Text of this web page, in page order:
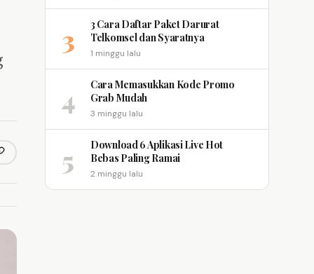
link
3
3 Cara Daftar Paket Darurat
Telkomsel dan Syaratnya
1 minggu lalu
4
Cara Memasukkan Kode Promo
Grab Mudah
3 minggu lalu
5
Download 6 Aplikasi Live Hot
Bebas Paling Ramai
2 minggu lalu